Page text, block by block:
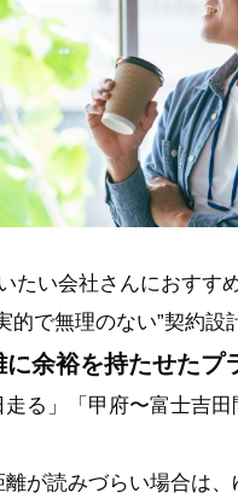
たい会社さんにおすす
的で無理のない”契約設
余裕を持たせたプ
走る」「甲府〜富士吉
離が読みづらい場合は